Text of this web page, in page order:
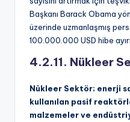
Başkanı Barack Obama
üzerinde uzmanlaşmış
100.000.000 USD hibe
4.2.11. Nükleer
Nükleer Sektör; enerji
kullanılan pasif
malzemeler ve